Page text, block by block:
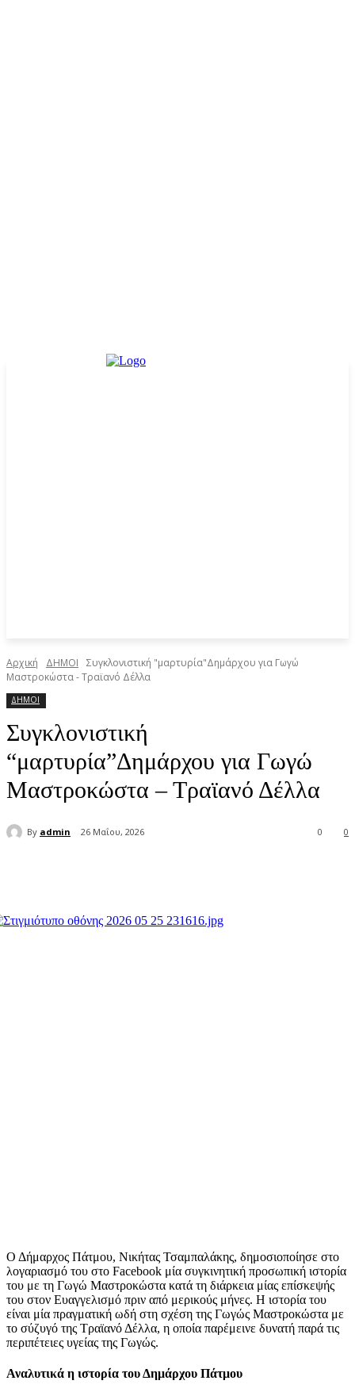
Αρχική ΔΗΜΟΙ
Συγκλονιστική "μαρτυρία"Δημάρχου για Γωγώ
Μαστροκώστα - Τραϊανό Δέλλα
ΔΗΜΟΙ
Συγκλονιστική
“μαρτυρία”Δημάρχου για Γωγώ
Μαστροκώστα – Τραϊανό Δέλλα
By admin 26 Μαΐου, 2026 0
0
Ο Δήμαρχος Πάτμου, Νικήτας Τσαμπαλάκης, δημοσιοποίησε στο
λογαριασμό του στο Facebook μία συγκινητική προσωπική ιστορία
του με τη Γωγώ Μαστροκώστα κατά τη διάρκεια μίας επίσκεψής
του στον Ευαγγελισμό πριν από μερικούς μήνες. Η ιστορία του
είναι μία πραγματική ωδή στη σχέση της Γωγώς Μαστροκώστα με
το σύζυγό της Τραϊανό Δέλλα, η οποία παρέμεινε δυνατή παρά τις
περιπέτειες υγείας της Γωγώς.
Αναλυτικά η ιστορία του Δημάρχου Πάτμου